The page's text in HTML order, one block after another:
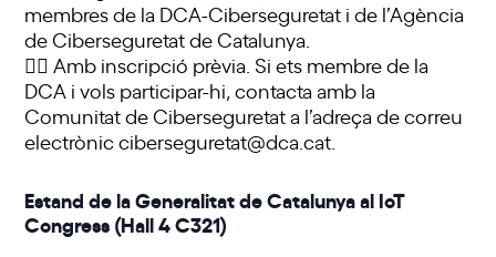
membres de la DCA-Ciberseguretat i de l’Agència
de Ciberseguretat de Catalunya.
✍🏼 Amb inscripció prèvia. Si ets membre de la
DCA i vols participar-hi, contacta amb la
Comunitat de Ciberseguretat a l’adreça de correu
electrònicciberseguretat@dca.cat
Estand de la Generalitat de Catalunya al IoT
Congress (Hall 4 C321)